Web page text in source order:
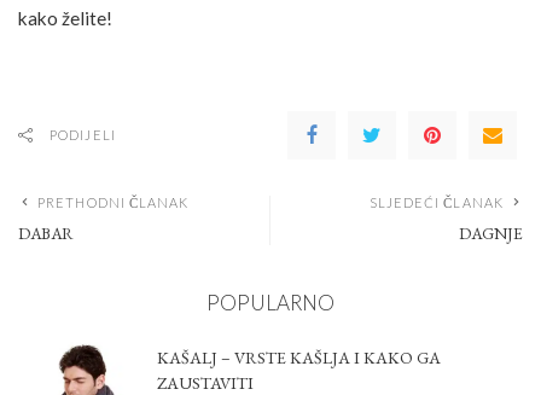
kako želite!
PODIJELI
PRETHODNI ČLANAK
DABAR
SLJEDEĆI ČLANAK
DAGNJE
POPULARNO
KAŠALJ – VRSTE KAŠLJA I KAKO GA
ZAUSTAVITI